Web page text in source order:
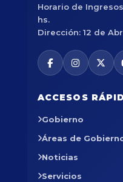
Horario de
hs.
Dirección: 12 de
ACCESOS
Gobierno
Áreas de
Noticias
Servicios